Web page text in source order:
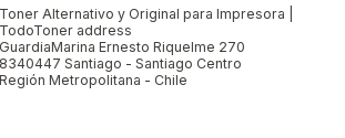
Toner Alternativo y Original para Impresora |
TodoToner address
GuardiaMarina Ernesto Riquelme 270
8340447 Santiago - Santiago Centro
Región Metropolitana - Chile